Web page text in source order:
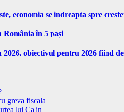
economia se indreapta spre
România în 5 pași
obiectivul pentru 2026 fiind
greva fiscala
lui Calin